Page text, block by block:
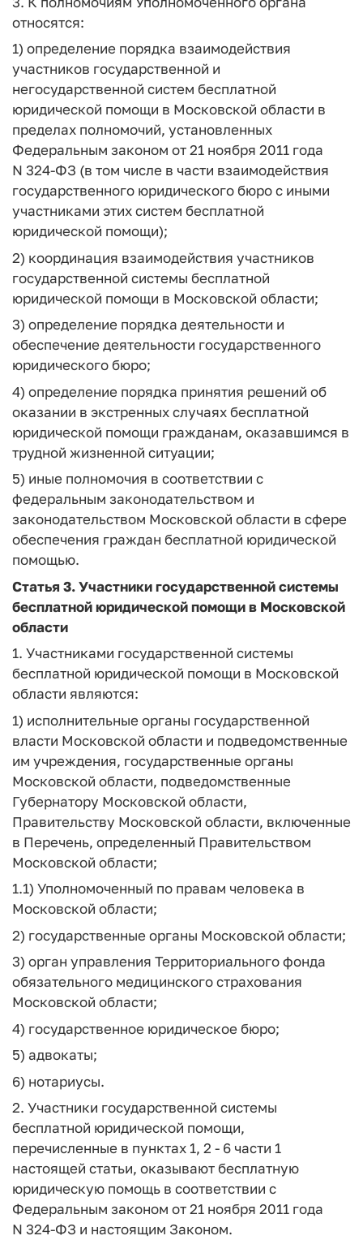
относятся:
1) определение порядка взаимодействия
участников государственной и
негосударственной систем бесплатной
юридической помощи в Московской области в
пределах полномочий, установленных
Федеральным законом от 21 ноября 2011 года
N 324-ФЗ (в том числе в части взаимодействия
государственного юридического бюро с иными
участниками этих систем бесплатной
юридической помощи);
2) координация взаимодействия участников
государственной системы бесплатной
юридической помощи в Московской области;
3) определение порядка деятельности и
обеспечение деятельности государственного
юридического бюро;
4) определение порядка принятия решений об
оказании в экстренных случаях бесплатной
юридической помощи гражданам, оказавшимся в
трудной жизненной ситуации;
5) иные полномочия в соответствии с
федеральным законодательством и
законодательством Московской области в сфере
обеспечения граждан бесплатной юридической
помощью.
Статья 3.Участники государственной системы
бесплатной юридической помощи в Московской
области
1. Участниками государственной системы
бесплатной юридической помощи в Московской
области являются:
1) исполнительные органы государственной
власти Московской области и подведомственные
им учреждения, государственные органы
Московской области, подведомственные
Губернатору Московской области,
Правительству Московской области, включенные
в Перечень, определенный Правительством
Московской области;
1.1) Уполномоченный по правам человека в
Московской области;
2) государственные органы Московской области;
3) орган управления Территориального фонда
обязательного медицинского страхования
Московской области;
4) государственное юридическое бюро;
5) адвокаты;
6) нотариусы.
2. Участники государственной системы
бесплатной юридической помощи,
перечисленные в пунктах 1, 2 - 6 части 1
настоящей статьи, оказывают бесплатную
юридическую помощь в соответствии с
Федеральным законом от 21 ноября 2011 года
N 324-ФЗ и настоящим Законом.